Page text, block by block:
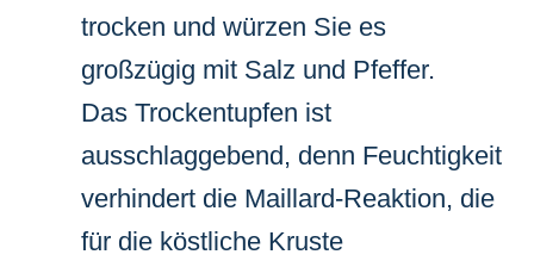
trocken und würzen Sie es
großzügig mit Salz und Pfeffer.
Das Trockentupfen ist
ausschlaggebend, denn Feuchtigkeit
verhindert die Maillard-Reaktion, die
für die köstliche Kruste